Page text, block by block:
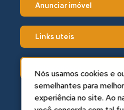
Anunciar imóvel
Links uteis
Nós usamos cookies e
semelhantes para
experiência no site. Ao